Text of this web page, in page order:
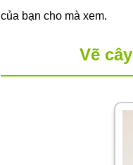
của bạn cho mà xem.
Vẽ